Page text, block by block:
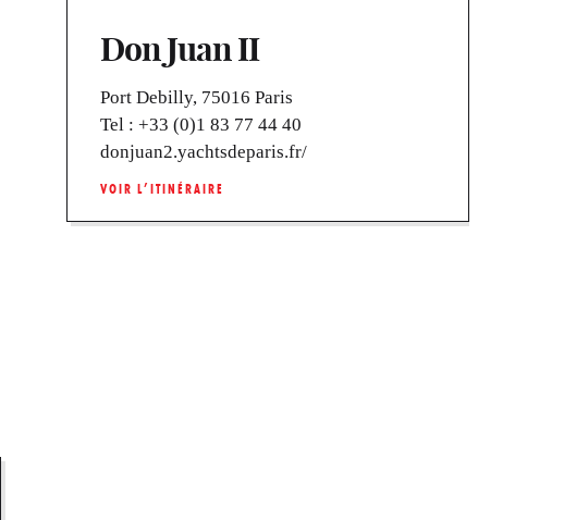
Don Juan II
Port Debilly, 75016 Paris
Tel : +33 (0)1 83 77 44 40
donjuan2.yachtsdeparis.fr/
VOIR L’ITINÉRAIRE